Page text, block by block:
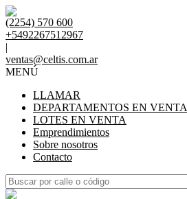
(2254) 570 600
+5492267512967
|
ventas@celtis.com.ar
MENÚ
LLAMAR
DEPARTAMENTOS EN VENTA
LOTES EN VENTA
Emprendimientos
Sobre nosotros
Contacto